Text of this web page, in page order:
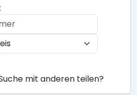
mit anderen teilen?